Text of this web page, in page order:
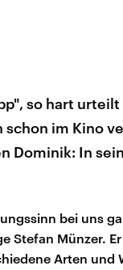
so hart urteilt
schon im Kino
Dominik: In
bei uns
Stefan Münzer.
Arten und